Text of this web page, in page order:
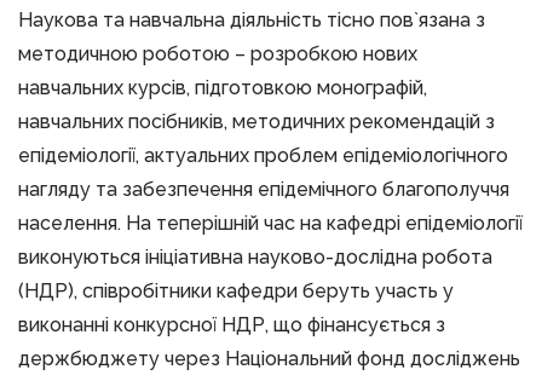
Наукова та навчальна діяльність тісно пов`язана з
методичною роботою – розробкою нових
навчальних курсів, підготовкою монографій,
навчальних посібників, методичних рекомендацій з
епідеміології, актуальних проблем епідеміологічного
нагляду та забезпечення епідемічного благополуччя
населення. На теперішній час на кафедрі епідеміології
виконуються ініціативна науково-дослідна робота
(НДР), співробітники кафедри беруть участь у
виконанні конкурсної НДР, що фінансується з
держбюджету через Національний фонд досліджень